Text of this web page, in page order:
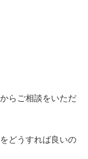
らご相談をいただ
どうすれば良いの